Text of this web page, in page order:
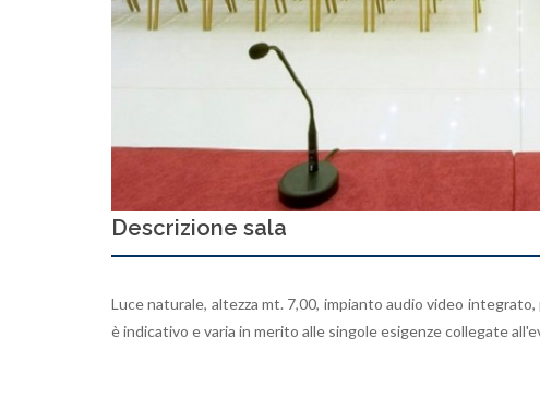
Descrizione sala
Luce naturale, altezza mt. 7,00, impianto audio video
è indicativo e varia in merito alle singole esigenze collegate